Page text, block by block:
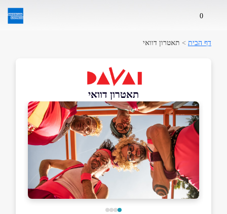
0
דף הבית > תאטרון דוואי
תאטרון דוואי